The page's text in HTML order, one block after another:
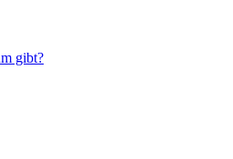
gibt?